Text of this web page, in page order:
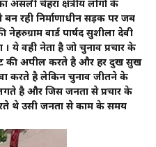
असली चेहरा क्षेत्रीय लोगों के
रही निर्माणाधीन सड़क पर जब
वार्ड पार्षद सुशीला देवी
ये वही नेता है जो चुनाव प्रचार के
की अपील करते है और हर दुख सुख
करते है लेकिन चुनाव जीतने के
है और जिस जनता से प्रचार के
थे उसी जनता से काम के समय